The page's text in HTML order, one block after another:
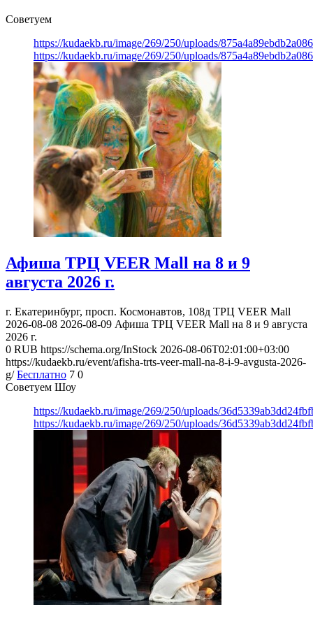
Советуем
https://kudaekb.ru/image/269/250/uploads/
https://kudaekb.ru/image/269/250/uploads/
Афиша ТРЦ VEER Mall на 8 и 9
августа 2026 г.
г. Екатеринбург, просп. Космонавтов, 108д ТРЦ VEER Mall
2026-08-08 2026-08-09 Афиша ТРЦ VEER Mall на 8 и 9 августа
2026 г.
0 RUB https://schema.org/InStock 2026-08-06T02:01:00+03:00
https://kudaekb.ru/event/afisha-trts-veer-mall-na-8-i-9-avgusta-2026-
g/ Бесплатно 7 0
Советуем Шоу
https://kudaekb.ru/image/269/250/uploads/
https://kudaekb.ru/image/269/250/uploads/